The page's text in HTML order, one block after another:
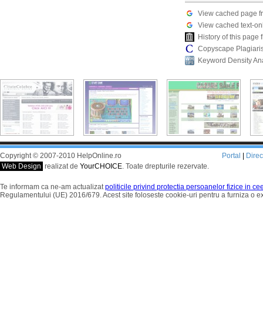
View cached page
View cached text-
History of this page
Copyscape
Keyword Density
Copyright © 2007-2010 HelpOnline.ro
Web Design realizat de YourCHOICE. Toate drepturile rezervate.
Portal
Te informam ca ne-am actualizatpoliticile privind protectia persoanelor fizice in
Regulamentului (UE) 2016/679. Acest site foloseste cookie-uri pentru a furniza o